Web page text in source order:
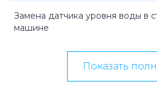
Замена датчика уровня воды в
машине
Показать